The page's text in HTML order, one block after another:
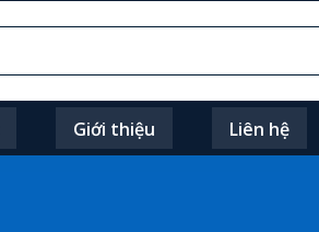
Giới thiệu Liên hệ